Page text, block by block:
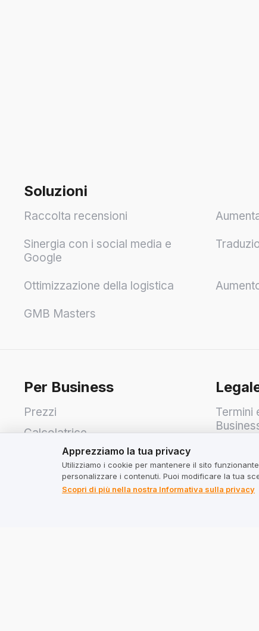
Soluzioni
Raccolta recensioni
Sinergia con i social media e
Google
Ottimizzazione della logistica
GMB Masters
Per Business
Prezzi
Calcolatrice
Termini
Apprezziamo la tua privacy
Utilizziamo i cookie per mantenere il sito
personalizzare i contenuti. Puoi modificare la tua
Scopri di più nella nostra Informativa sulla privacy